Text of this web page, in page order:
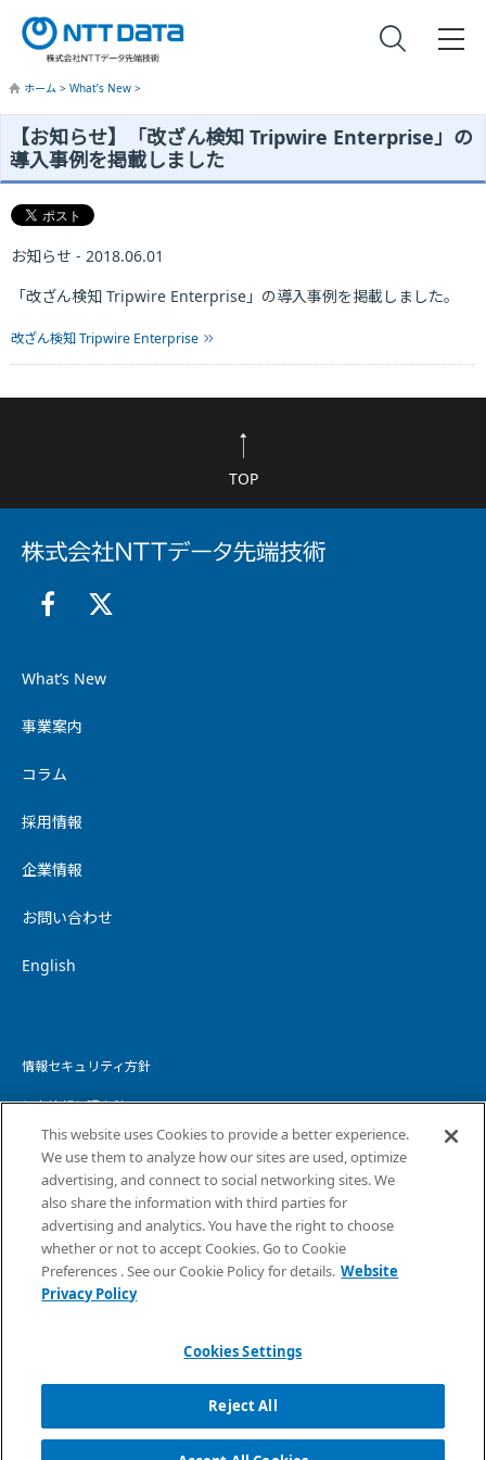
ホーム > What’s New >
【お知らせ】「改ざん検知 Tripwire Enterprise」の
導入事例を掲載しました
お知らせ - 2018.06.01
「改ざん検知 Tripwire Enterprise」の導入事例を掲載しました。
改ざん検知 Tripwire Enterprise
TOP
What’s New
事業案内
コラム
採用情報
企業情報
お問い合わせ
English
情報セキュリティ方針
個人情報保護方針
個人情報の取り扱いについて
ウェブサイトプライバシーポリシー
コピーライト・免責事項
サイトマップ
NTT DATA INTELLILINK Corporation
This website uses Cookies to provide a better experience.
We use them to analyze how our sites are used, optimize
advertising, and connect to social networking sites. We
also share the information with third parties for
advertising and analytics. You have the right to choose
whether or not to accept Cookies. Go to Cookie
Preferences . See our Cookie Policy for details. Website
Privacy Policy
Cookies Settings
Reject All